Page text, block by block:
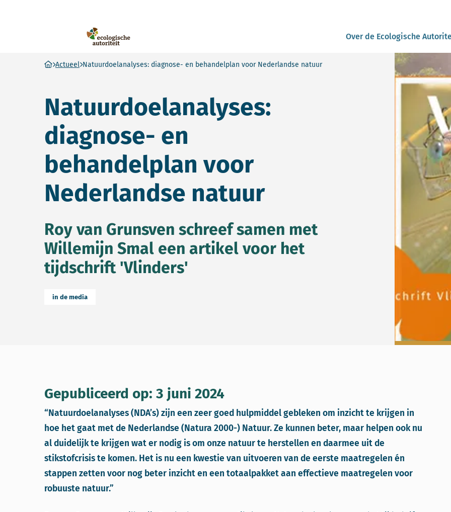
Over de Ecologische
Ga naar homepage
Actueel Natuurdoelanalyses: diagnose- en behandelplan voor Nederlandse natuur
Natuurdoelanalyses:
diagnose- en
behandelplan voor
Nederlandse natuur
Roy van Grunsven schreef samen met
Willemijn Smal een artikel voor het
tijdschrift 'Vlinders'
in de media
Gepubliceerd op: 3 juni 2024
“Natuurdoelanalyses (NDA’s) zijn een zeer goed hulpmiddel gebleken om inzicht te krijgen in
hoe het gaat met de Nederlandse (Natura 2000-) Natuur. Ze kunnen beter, maar helpen ook nu
al duidelijk te krijgen wat er nodig is om onze natuur te herstellen en daarmee uit de
stikstofcrisis te komen. Het is nu een kwestie van uitvoeren van de eerste maatregelen én
stappen zetten voor nog beter inzicht en een totaalpakket aan effectieve maatregelen voor
robuuste natuur.”